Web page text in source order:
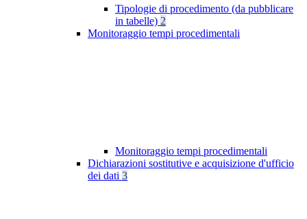
Tipologie di procedimento (da pubblicare
in tabelle) 2
Monitoraggio tempi procedimentali
Monitoraggio tempi procedimentali
Dichiarazioni sostitutive e acquisizione d'ufficio
dei dati 3